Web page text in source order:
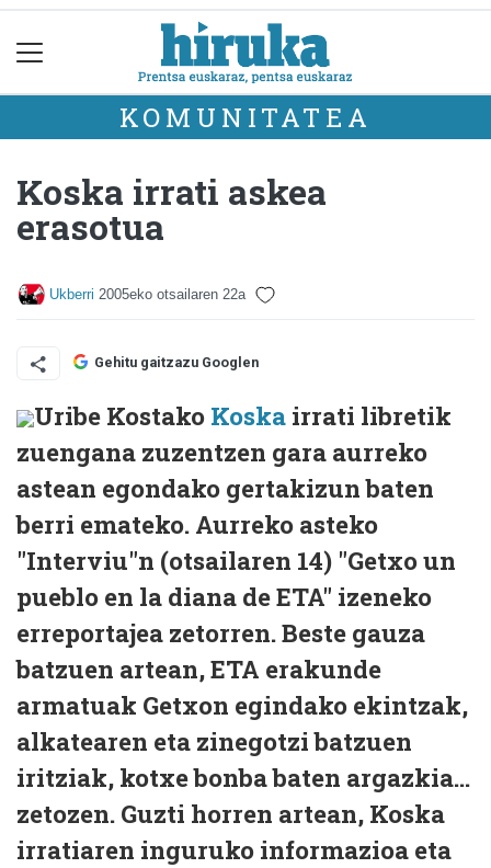
KOMUNITATEA
Koska irrati askea
erasotua
Ukberri 2005eko otsailaren 22a
Gehitu gaitzazu Googlen
Uribe Kostako Koska irrati libretik
zuengana zuzentzen gara aurreko
astean egondako gertakizun baten
berri emateko. Aurreko asteko
"Interviu"n (otsailaren 14) "Getxo un
pueblo en la diana de ETA" izeneko
erreportajea zetorren. Beste gauza
batzuen artean, ETA erakunde
armatuak Getxon egindako ekintzak,
alkatearen eta zinegotzi batzuen
iritziak, kotxe bonba baten argazkia...
zetozen. Guzti horren artean, Koska
irratiaren inguruko informazioa eta